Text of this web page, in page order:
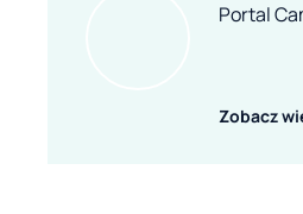
Portal
Zobacz